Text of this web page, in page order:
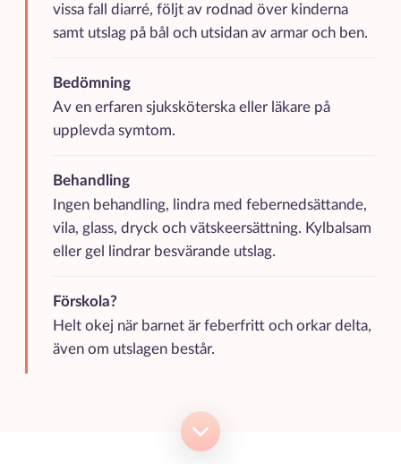
vissa fall diarré, följt av rodnad över kinderna
samt utslag på bål och utsidan av armar och ben.
Bedömning
Av en erfaren sjuksköterska eller läkare på
upplevda symtom.
Behandling
Ingen behandling, lindra med febernedsättande,
vila, glass, dryck och vätskeersättning. Kylbalsam
eller gel lindrar besvärande utslag.
Förskola?
Helt okej när barnet är feberfritt och orkar delta,
även om utslagen består.